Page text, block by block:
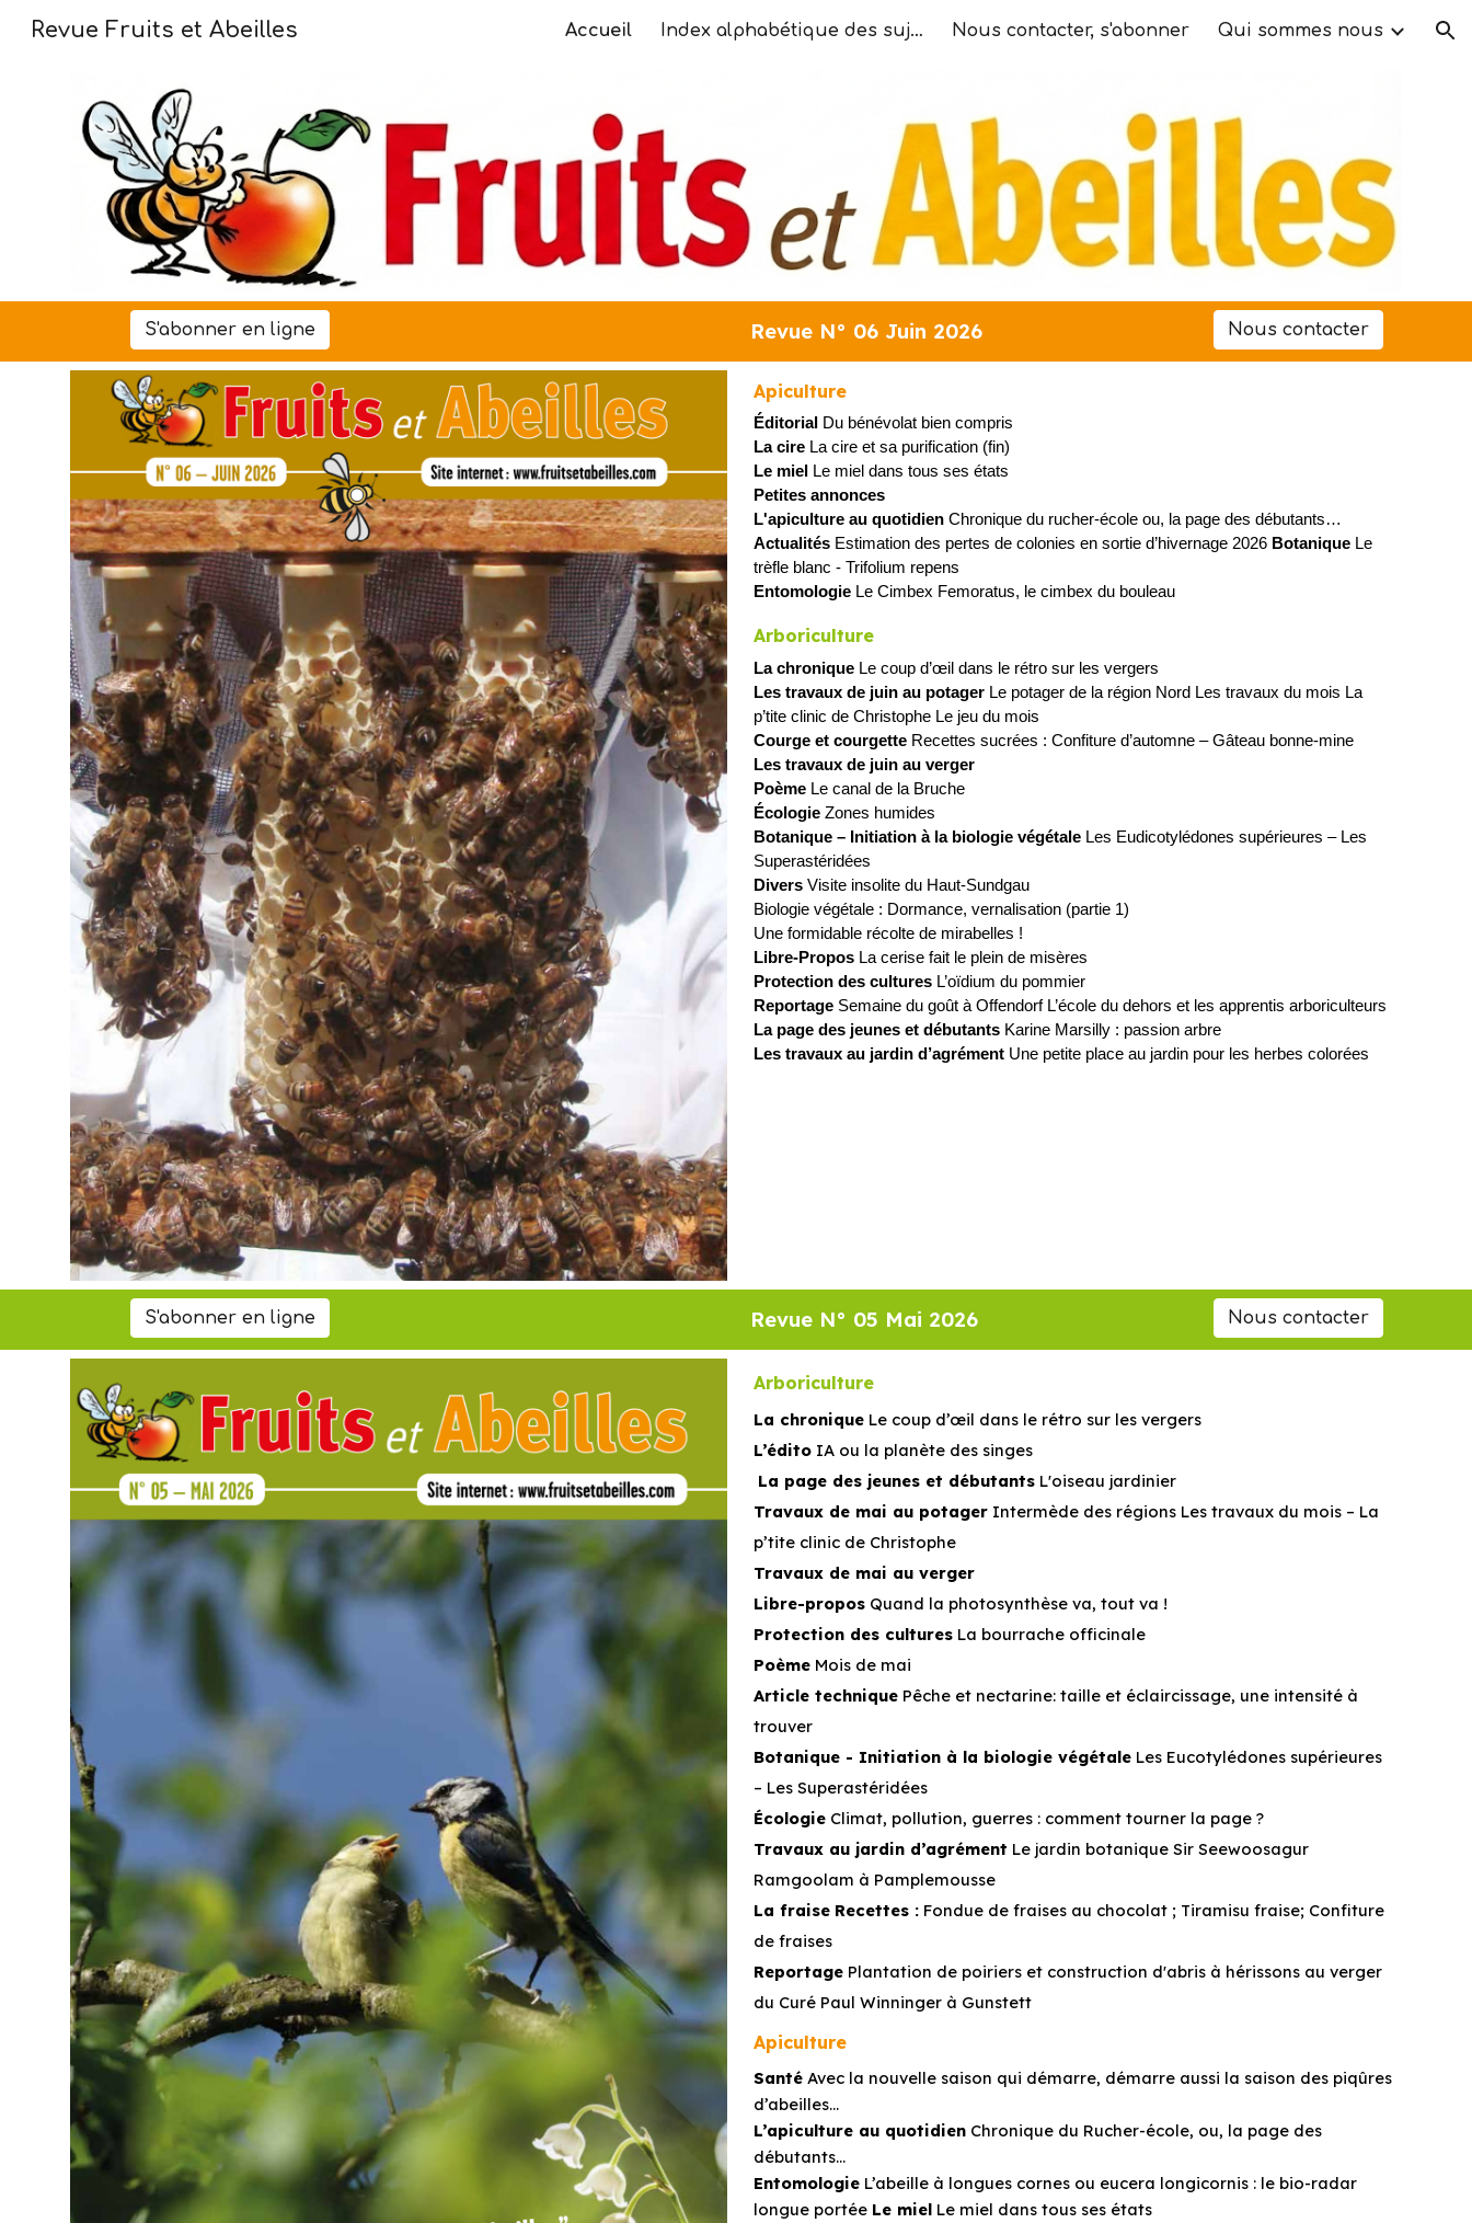
Skip to main content Skip to navigation
Revue Fruits et Abeilles Accueil Index alphabétique des sujets traités Nous contacter, s'abonner Qui sommes nous
S'abonner en ligne Revue N° 06 Juin 2026 Nous contacter
Apiculture
Éditorial Du bénévolat bien compris
La cireLa cire et sa purification (fin)
Le miel
Le miel dans tous ses états
Petites annonces
L'apiculture au quotidienChronique du rucher-école ou, la page des débutants…
ActualitésEstimation des pertes de colonies en sortie d’hivernage 2026 BotaniqueLe
trèfle blanc - Trifolium repens
EntomologieLe Cimbex Femoratus, le cimbex du bouleau
Arboriculture
La chroniqueLe coup d’œil dans le rétro sur les vergers
Les travaux de juin au potagerLe potager de la région Nord Les travaux du mois La
p’tite clinic de Christophe Le jeu du mois
Courge et courgetteRecettes sucrées : Confiture d’automne – Gâteau bonne-mine
Les travaux de juin au verger
PoèmeLe canal de la Bruche
ÉcologieZones humides
Botanique – Initiation à la biologie végétaleLes Eudicotylédones supérieures – Les
Superastéridées
DiversVisite insolite du Haut-Sundgau
Biologie végétale : Dormance, vernalisation (partie 1)
Une formidable récolte de mirabelles !
Libre-ProposLa cerise fait le plein de misères
Protection des culturesL’oïdium du pommier
ReportageSemaine du goût à Offendorf L’école du dehors et les apprentis arboriculteurs
La page des jeunes et débutantsKarine Marsilly : passion arbre
Les travaux au jardin d’agrémentUne petite place au jardin pour les herbes colorées
S'abonner en ligne Revue N° 05 Mai 2026 Nous contacter
Arboriculture
La chroniqueLe coup d’œil dans le rétro sur les vergers
L’éditoIA ou la planète des singes
La page des jeunes et débutantsL'oiseau jardinier
Travaux de mai au potagerIntermède des régions Les travaux du mois – La
p’tite clinic de Christophe
Travaux de mai au verger
Libre-proposQuand la photosynthèse va, tout va !
Protection des culturesLa bourrache officinale
PoèmeMois de mai
Article techniquePêche et nectarine: taille et éclaircissage, une intensité à
trouver
Botanique - Initiation à la biologie végétaleLes Eucotylédones supérieures
– Les Superastéridées
ÉcologieClimat, pollution, guerres : comment tourner la page ?
Travaux au jardin d’agrément Le jardin botanique Sir Seewoosagur
Ramgoolam à Pamplemousse
La fraise Recettes :Fondue de fraises au chocolat ; Tiramisu fraise; Confiture
de fraises
ReportagePlantation de poiriers et construction d'abris à hérissons au verger
du Curé Paul Winninger à Gunstett
Apiculture
SantéAvec la nouvelle saison qui démarre, démarre aussi la saison des piqûres
d’abeilles…
L’apiculture au quotidienChronique du Rucher-école, ou, la page des
débutants…
EntomologieL’abeille à longues cornes ou eucera longicornis : le bio-radar
longue portée Le mielLe miel dans tous ses états